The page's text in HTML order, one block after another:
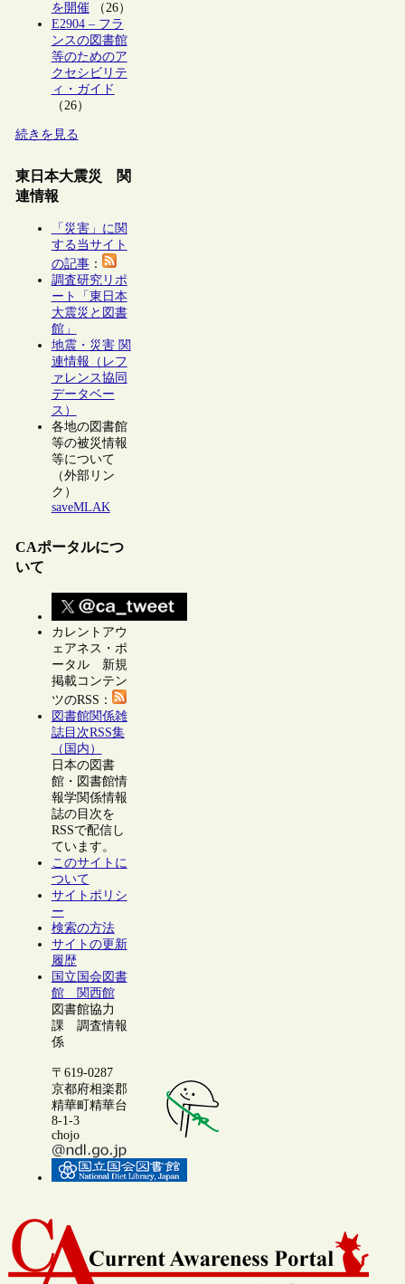
を開催（26）
E2904 – フラ
ンスの図書館
等のためのア
クセシビリテ
ィ・ガイド
（26）
続きを見る
東日本大震災 関
連情報
「災害」に関
する当サイト
の記事：
調査研究リポ
ート「東日本
大震災と図書
館」
地震・災害 関
連情報（レフ
ァレンス協同
データベー
ス）
各地の図書館
等の被災情報
等について
（外部リン
ク）
saveMLAK
CAポータルにつ
いて
カレントアウ
ェアネス・ポ
ータル 新規
掲載コンテン
ツのRSS：
図書館関係雑
誌目次RSS集
（国内）
日本の図書
館・図書館情
報学関係情報
誌の目次を
RSSで配信し
ています。
このサイトに
ついて
サイトポリシ
ー
検索の方法
サイトの更新
履歴
国立国会図書
館 関西館
図書館協力
課 調査情報
係
〒619-0287
京都府相楽郡
精華町精華台
8-1-3
chojo